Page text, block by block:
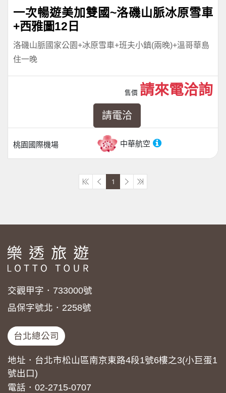
一次暢遊美加雙國~洛磯山脈冰原雪車
+西雅圖12日
洛磯山脈國家公園+冰原雪車+班夫小鎮(兩晚)+溫哥華島
住一晚
桃園國際機場 中華航空
售價 請來電洽詢
請電洽
1
交觀甲字．733000號
品保字號北．2258號
台北總公司
地址．台北市松山區南京東路4段1號6樓之3(小巨蛋1
號出口)
電話．02-2715-0707